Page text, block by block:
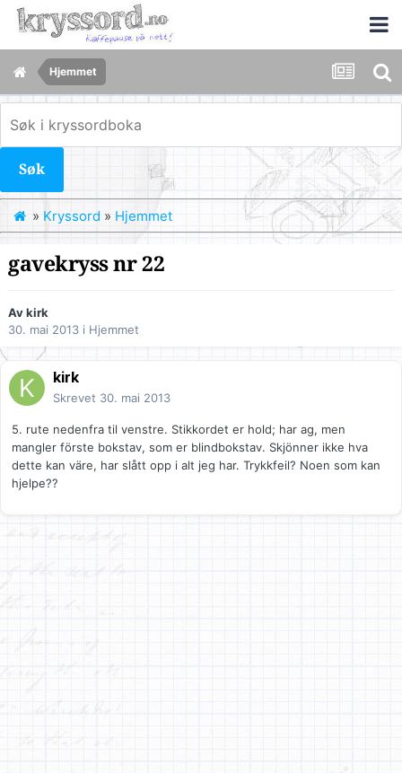
Hjemmet
Søk
» Kryssord » Hjemmet
gavekryss nr 22
Avkirk
30. mai 2013 i Hjemmet
kirk
Skrevet 30. mai 2013
5. rute nedenfra til venstre. Stikkordet er hold; har ag, men
mangler förste bokstav, som er blindbokstav. Skjönner ikke hva
dette kan väre, har slått opp i alt jeg har. Trykkfeil? Noen som kan
hjelpe??